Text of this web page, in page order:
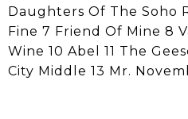
Daughters Of The Soho
Fine 7 Friend Of Mine 8
Wine 10 Abel 11 The
City Middle 13 Mr.